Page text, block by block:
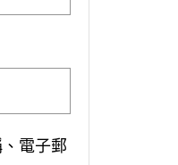
電子郵